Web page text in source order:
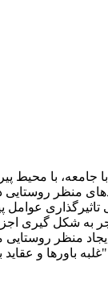
با محیط
منظر
به شکل گیری
منظر
باورها و